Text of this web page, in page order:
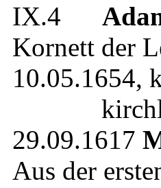
IX.4
Kornett der
10.05.1654,
29.09.1617
Aus der